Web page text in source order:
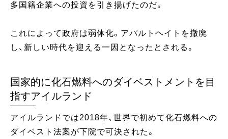
多国籍企業への投資を引き揚げたのだ。
これによって政府は弱体化。アパルトヘイトを撤廃
し、新しい時代を迎える一因となったとされる。
国家的に化石燃料へのダイベストメントを目
指すアイルランド
アイルランドでは2018年、世界で初めて化石燃料への
ダイベスト法案が下院で可決された。